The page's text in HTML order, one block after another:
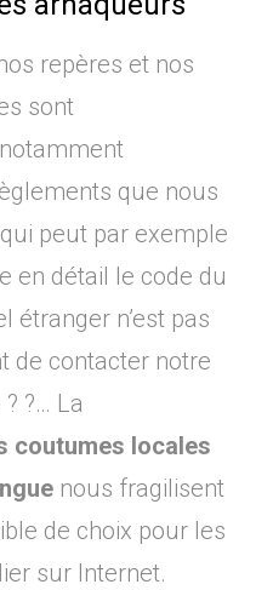
repères et nos
sont
que nous
peut par exemple
en détail le code du
étranger n’est pas
de contacter notre
?… La
coutumes locales
nous fragilisent
de choix pour les
sur Internet.